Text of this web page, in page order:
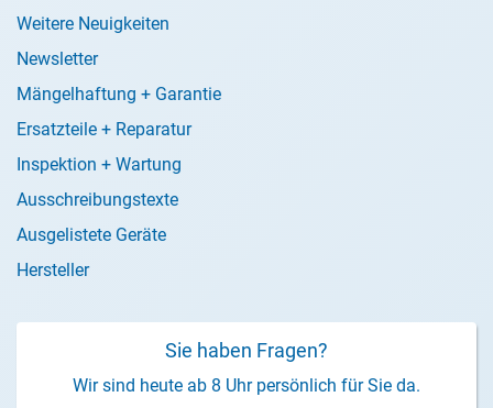
Weitere Neuigkeiten
Newsletter
Mängelhaftung + Garantie
Ersatzteile + Reparatur
Inspektion + Wartung
Ausschreibungstexte
Ausgelistete Geräte
Hersteller
Sie haben Fragen?
Wir sind heute ab 8 Uhr persönlich für Sie da.